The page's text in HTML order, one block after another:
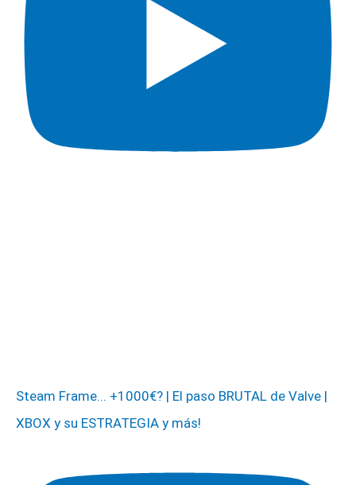
Steam Frame... +1000€? | El paso BRUTAL de Valve |
XBOX y su ESTRATEGIA y más!